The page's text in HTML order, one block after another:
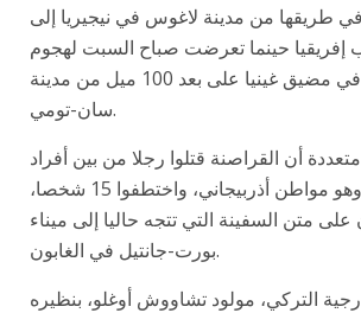
طريقها من مدينة لاغوس في نيجيريا إلى
إفريقيا حينما تعرضت صباح السبت لهجوم
على يد قراصنة في مضيق غينيا على بعد 100 ميل من مدينة
سان-تومي.
أن القراصنة قتلوا رجلا من بين أفراد
الطاقم الـ19، وهو مواطن أذربيجاني، واختطفوا 15 شخصا،
3 آخرون على متن السفينة التي تتجه حاليا إلى ميناء
بورت-جانتيل في الغابون.
التركي، مولود تشاووش أوغلو، بنظيره